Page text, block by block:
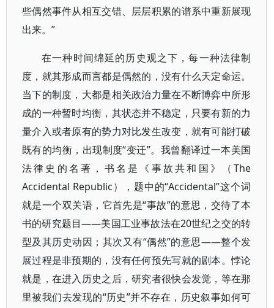
些偶然事件从相互交错、层层积累的谱系中重新展现
出来。”
在一种时间绵延的历史观之下，每一种法律制
度，就其形成而言都是偶然的，没有什么天定命运。
当下的制度，大都是相关政治力量在不断博弈中所形
成的一种暂时均衡，其状态并不稳定，只要有新的力
量介入或者原有的势力对比发生改变，就有可能打破
既有的均衡，出现制度“变迁”。我曾翻译过一本美国
法律史的名著，书名是《事故共和国》（The
Accidental Republic），题中的“Accidental”这个词
就是一个双关语，它首先是“事故”的意思，交待了本
书的研究题目——美国工业事故法在20世纪之交的转
型及其历史动因；其次又有“偶然”的意思——整个发
展过程是非预期的，没有任何预先写就的剧本。悖论
就是，在进入历史之后，研究者很快会发觉，等在那
里被我们去发现的“历史”并不存在，历史叙事如何可